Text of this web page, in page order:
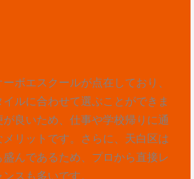
ボエスクールが点在しており、
ルに合わせて選ぶことができま
良いため、仕事や学校帰りに通
リットです。さらに、天白区は
んであるため、プロから直接レ
スも多いです。